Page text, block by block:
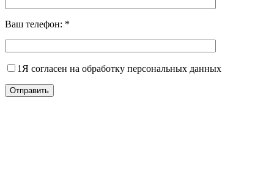
Ваш телефон: *
1Я согласен на обработку персональных данных